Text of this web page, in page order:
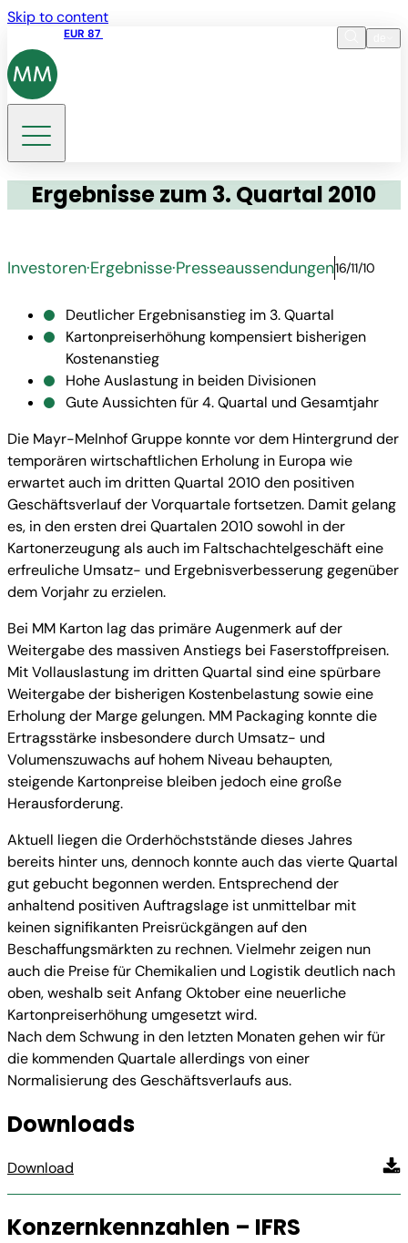
Skip to content
EUR 87
Ergebnisse zum 3. Quartal 2010
Investoren·Ergebnisse·Presseaussendungen16/11/10
Deutlicher Ergebnisanstieg im 3. Quartal
Kartonpreiserhöhung kompensiert bisherigen
Kostenanstieg
Hohe Auslastung in beiden Divisionen
Gute Aussichten für 4. Quartal und Gesamtjahr
Die Mayr-Melnhof Gruppe konnte vor dem Hintergrund der
temporären wirtschaftlichen Erholung in Europa wie
erwartet auch im dritten Quartal 2010 den positiven
Geschäftsverlauf der Vorquartale fortsetzen. Damit gelang
es, in den ersten drei Quartalen 2010 sowohl in der
Kartonerzeugung als auch im Faltschachtelgeschäft eine
erfreuliche Umsatz- und Ergebnisverbesserung gegenüber
dem Vorjahr zu erzielen.
Bei MM Karton lag das primäre Augenmerk auf der
Weitergabe des massiven Anstiegs bei Faserstoffpreisen.
Mit Vollauslastung im dritten Quartal sind eine spürbare
Weitergabe der bisherigen Kostenbelastung sowie eine
Erholung der Marge gelungen. MM Packaging konnte die
Ertragsstärke insbesondere durch Umsatz- und
Volumenszuwachs auf hohem Niveau behaupten,
steigende Kartonpreise bleiben jedoch eine große
Herausforderung.
Aktuell liegen die Orderhöchststände dieses Jahres
bereits hinter uns, dennoch konnte auch das vierte Quartal
gut gebucht begonnen werden. Entsprechend der
anhaltend positiven Auftragslage ist unmittelbar mit
keinen signifikanten Preisrückgängen auf den
Beschaffungsmärkten zu rechnen. Vielmehr zeigen nun
auch die Preise für Chemikalien und Logistik deutlich nach
oben, weshalb seit Anfang Oktober eine neuerliche
Kartonpreiserhöhung umgesetzt wird.
Nach dem Schwung in den letzten Monaten gehen wir für
die kommenden Quartale allerdings von einer
Normalisierung des Geschäftsverlaufs aus.
Downloads
Download
Konzernkennzahlen – IFRS